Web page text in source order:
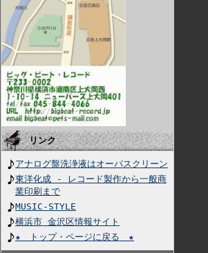
リンク
アナログ盤洗浄液はオーパスクリーン
東洋化成 - レコード製作から一般商
業印刷まで
MUSIC-STYLE
横浜市 金沢区情報サイト
★ トップ・ページに戻る ★